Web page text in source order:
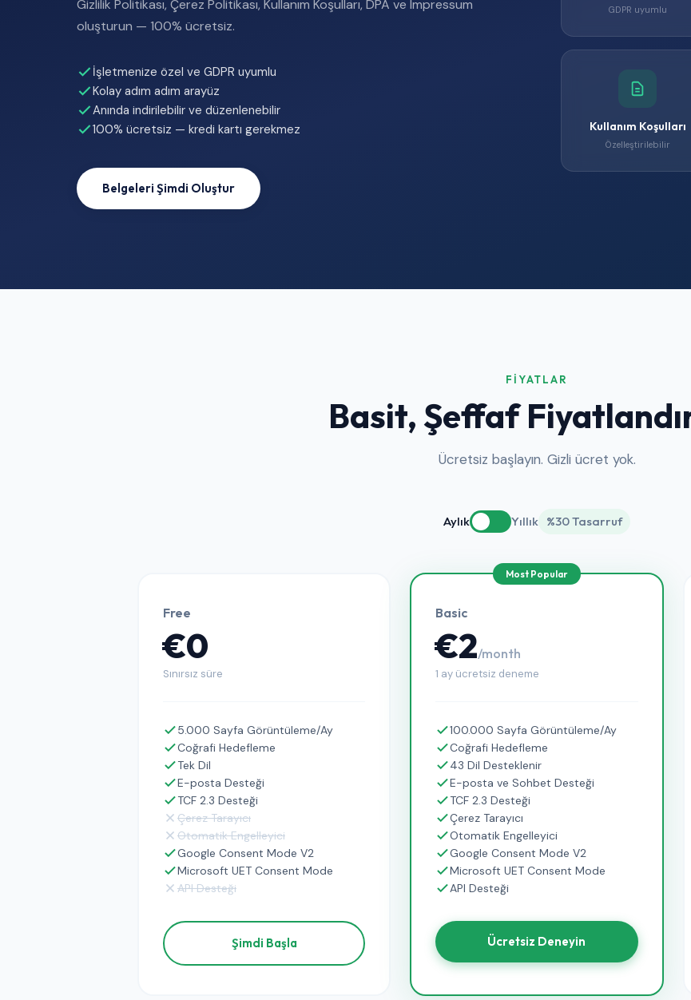
Gizlilik Politikası, Çerez Politikası, Kullanım Koşulları, DPA ve Impressum
oluşturun — 100% ücretsiz.
İşletmenize özel ve GDPR uyumlu
Kolay adım adım arayüz
Anında indirilebilir ve düzenlenebilir
100% ücretsiz — kredi kartı gerekmez
Belgeleri Şimdi Oluştur
GDPR uyumlu
Kullanım Koşulları
Özelleştirilebilir
FIYATLAR
Basit, Şeffaf
Ücretsiz başlayın. Gizli ücret yok.
Aylık Yıllık %30 Tasarruf
Free
€0
Sınırsız süre
5.000 Sayfa Görüntüleme/Ay
Coğrafi Hedefleme
Tek Dil
E-posta Desteği
TCF 2.3 Desteği
Çerez Tarayıcı
Otomatik Engelleyici
Google Consent Mode V2
Microsoft UET Consent Mode
API Desteği
Şimdi Başla
Basic
€2/month
1 ay ücretsiz deneme
100.000 Sayfa Görüntüleme/Ay
Coğrafi Hedefleme
43 Dil Desteklenir
E-posta ve Sohbet Desteği
TCF 2.3 Desteği
Çerez Tarayıcı
Otomatik Engelleyici
Google Consent Mode V2
Microsoft UET Consent Mode
API Desteği
Ücretsiz Deneyin